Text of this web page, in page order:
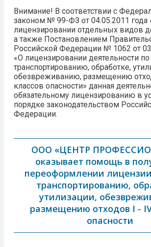
Внимание! В соответствии с
законом № 99-ФЗ от 04.05.2011 года
лицензировании отдельных видов
а также Постановлением
Российской Федерации № 1062 от
«О лицензировании деятельности по
транспортированию, обработке,
обезвреживанию, размещению
классов опасности» данная
обязательному лицензированию в
порядке законодательством
Федерации.
ООО «ЦЕНТР
оказывает помощь в
переоформлении
транспортированию,
утилизации,
размещению отходов I -
опасности